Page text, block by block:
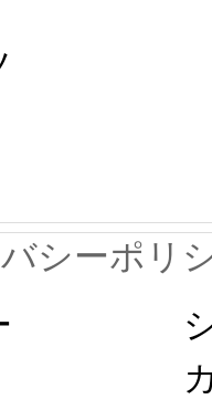
プレ
新春
シーポリ